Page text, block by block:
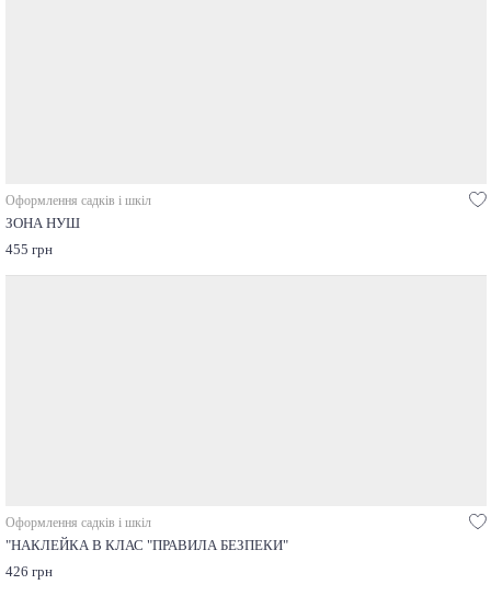
Оформлення садків і шкіл
ЗОНА НУШ
455 грн
Оформлення садків і шкіл
"НАКЛЕЙКА В КЛАС "ПРАВИЛА БЕЗПЕКИ"
426 грн